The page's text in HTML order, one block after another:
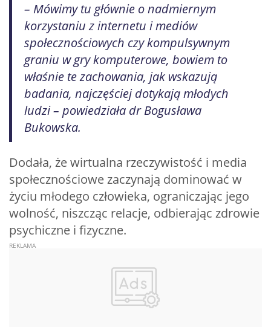
– Mówimy tu głównie o nadmiernym
korzystaniu z internetu i mediów
społecznościowych czy kompulsywnym
graniu w gry komputerowe, bowiem to
właśnie te zachowania, jak wskazują
badania, najczęściej dotykają młodych
ludzi – powiedziała dr Bogusława
Bukowska.
Dodała, że wirtualna rzeczywistość i media
społecznościowe zaczynają dominować w
życiu młodego człowieka, ograniczając jego
wolność, niszcząc relacje, odbierając zdrowie
psychiczne i fizyczne.